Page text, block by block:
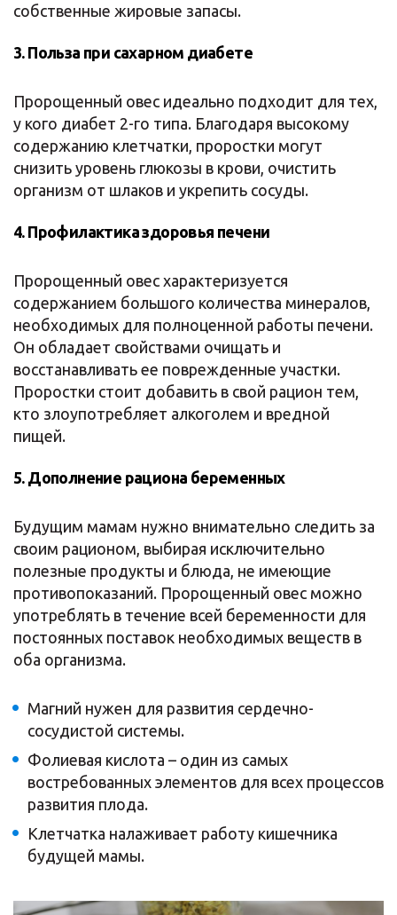
собственные жировые запасы.
3. Польза при сахарном диабете
Пророщенный овес идеально подходит для тех,
у кого диабет 2-го типа. Благодаря высокому
содержанию клетчатки, проростки могут
снизить уровень глюкозы в крови, очистить
организм от шлаков и укрепить сосуды.
4. Профилактика здоровья печени
Пророщенный овес характеризуется
содержанием большого количества минералов,
необходимых для полноценной работы печени.
Он обладает свойствами очищать и
восстанавливать ее поврежденные участки.
Проростки стоит добавить в свой рацион тем,
кто злоупотребляет алкоголем и вредной
пищей.
5. Дополнение рациона беременных
Будущим мамам нужно внимательно следить за
своим рационом, выбирая исключительно
полезные продукты и блюда, не имеющие
противопоказаний. Пророщенный овес можно
употреблять в течение всей беременности для
постоянных поставок необходимых веществ в
оба организма.
Магний нужен для развития сердечно-
сосудистой системы.
Фолиевая кислота – один из самых
востребованных элементов для всех процессов
развития плода.
Клетчатка налаживает работу кишечника
будущей мамы.